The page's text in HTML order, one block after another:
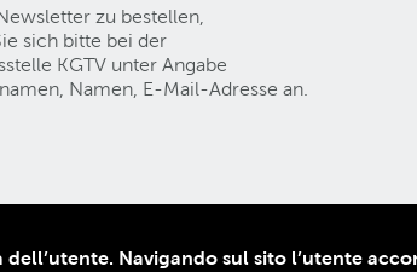
zu bestellen,
sich bitte bei der
KGTV unter Angabe
Namen, E-Mail-Adresse an.
Navigando sul sito l’utente